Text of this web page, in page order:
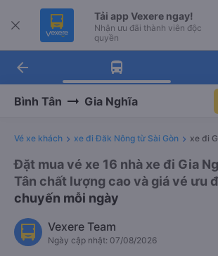
Tải app Vexere ngay!
Nhận ưu đãi thành viên độc
quyền
Tải app Vexere
-30k/ghế khi đặt vé máy bay
arrow_back
Bình Tân Gia Nghĩa
Vé xe khách xe đi Đăk Nông từ Sài Gòn xe đi
Đặt mua vé xe 16 nhà xe đi Gia
Tân chất lượng cao và giá vé ưu
chuyến mỗi ngày
Vexere Team
Ngày cập nhật: 07/08/2026